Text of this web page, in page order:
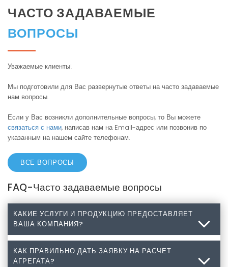
ЧАСТО ЗАДАВАЕМЫЕ
ВОПРОСЫ
Уважаемые клиенты!
Мы подготовили для Вас развернутые ответы на часто задаваемые
нам вопросы.
Если у Вас возникли дополнительные вопросы, то Вы можете
связаться с нами, написав нам на Email-адрес или позвонив по
указанным на нашем сайте телефонам.
ВСЕ ВОПРОСЫ
FAQ-Часто задаваемые вопросы
КАКИЕ УСЛУГИ И ПРОДУКЦИЮ ПРЕДОСТАВЛЯЕТ
ВАША КОМПАНИЯ?
Какие услуги и продукцию предоставляет Ваша
КАК ПРАВИЛЬНО ДАТЬ ЗАЯВКУ НА РАСЧЕТ
АГРЕГАТА?